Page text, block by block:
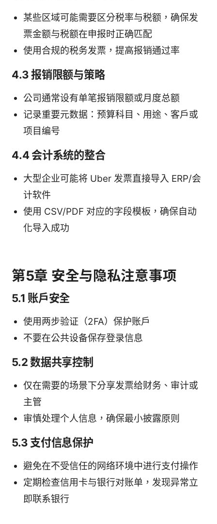
某些区域可能需要区分税率与税额，确保发
票金额与税额在申报时正确匹配
使用合规的税务发票，提高报销通过率
4.3 报销限额与策略
公司通常设有单笔报销限额或月度总额
记录重要元数据：预算科目、用途、客户或
项目编号
4.4 会计系统的整合
大型企业可能将 Uber 发票直接导入 ERP/会
计软件
使用 CSV/PDF 对应的字段模板，确保自动
化导入成功
第5章 安全与隐私注意事项
5.1 账户安全
使用两步验证（2FA）保护账户
不要在公共设备保存登录信息
5.2 数据共享控制
仅在需要的场景下分享发票给财务、审计或
主管
审慎处理个人信息，确保最小披露原则
5.3 支付信息保护
避免在不受信任的网络环境中进行支付操作
定期检查信用卡与银行对账单，发现异常立
即联系银行